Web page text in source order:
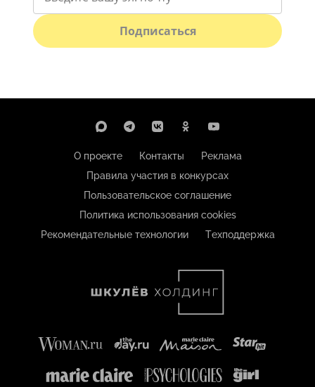
Подписаться
О проекте Контакты
Реклама
Правила участия в конкурсах
Пользовательское соглашение
Политика использования cookies
Рекомендательные технологии
Техподдержка